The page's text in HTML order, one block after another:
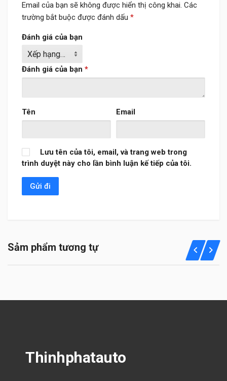
Email của bạn sẽ không được hiển thị công khai. Các
trường bắt buộc được đánh dấu *
Đánh giá của bạn
Đánh giá của bạn *
Tên Email
Lưu tên của tôi, email, và trang web trong
trình duyệt này cho lần bình luận kế tiếp của tôi.
Sảm phẩm tương tự
Thinhphatauto